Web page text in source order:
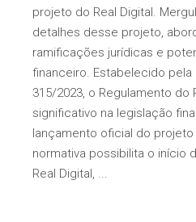
projeto do Real Digital.
detalhes desse projeto,
ramificações jurídicas e
financeiro. Estabelecido pela
315/2023, o Regulamento do
significativo na legislação
lançamento oficial do projeto
normativa possibilita o início
Real Digital,